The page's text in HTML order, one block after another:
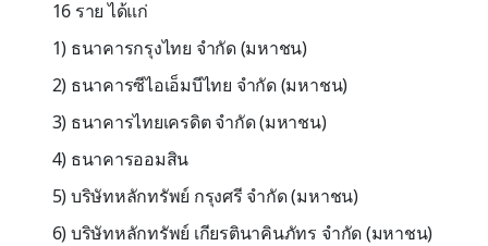
16 ราย ได้แก่
1) ธนาคารกรุงไทย จำกัด (มหาชน)
2) ธนาคารซีไอเอ็มบีไทย จำกัด (มหาชน)
3) ธนาคารไทยเครดิต จำกัด (มหาชน)
4) ธนาคารออมสิน
5) บริษัทหลักทรัพย์ กรุงศรี จำกัด (มหาชน)
6) บริษัทหลักทรัพย์ เกียรตินาคินภัทร จำกัด (มหาชน)